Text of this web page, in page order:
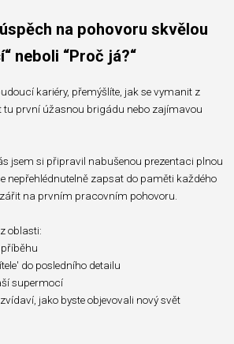
na pohovoru skvělou
neboli “Proč já?“
kariéry, přemýšlíte, jak se vymanit z
tu první úžasnou brigádu nebo zajímavou
jsem si připravil nabušenou prezentaci plnou
nepřehlédnutelně zapsat do paměti každého
na prvním pracovním pohovoru.⁣⁣
oblasti:⁣⁣
do posledního detailu⁣⁣
supermocí⁣⁣
jako byste objevovali nový svět⁣⁣